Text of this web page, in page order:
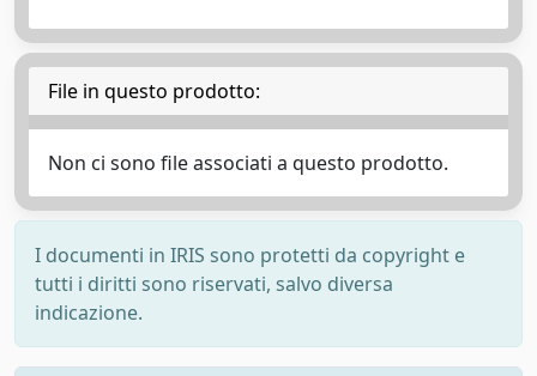
File in questo prodotto:
Non ci sono file associati a questo prodotto.
I documenti in IRIS sono protetti da copyright e
tutti i diritti sono riservati, salvo diversa
indicazione.